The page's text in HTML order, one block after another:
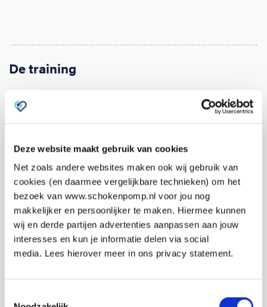
Deze website maakt gebruik van cookies
Net zoals andere websites maken ook wij gebruik van
cookies (en daarmee vergelijkbare technieken) om het
bezoek van www.schokenpomp.nl voor jou nog
makkelijker en persoonlijker te maken. Hiermee kunnen
wij en derde partijen advertenties aanpassen aan jouw
interesses en kun je informatie delen via social
media. Lees hierover meer in ons privacy statement.
De training
De training bestaat uit 2 delen.
learning. Deze kun je alvast zelf online doornemen.
Hierin komen alle onderwerpen aan bod en kun je de
theorie eigen maken.
Het tweede deel is de praktijktraining van19:00 –
22:00 uuropBaarsjesweg 145, 1057 HM
Amsterdamopdonderdag 10 april 2025.
reanimeren zelf en het gebruik van de AED.